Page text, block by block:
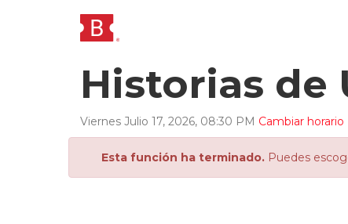
Historias de
Viernes Julio 17, 2026, 08:30 PM Cambiar horario
Esta función ha terminado. Puedes